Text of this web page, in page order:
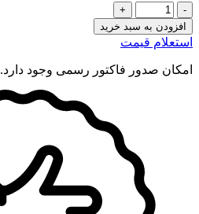
کاسه
نمد
NBR
55X100X10
Type
AS
افزودن به سبد خرید
استعلام قیمت
امکان صدور فاکتور رسمی وجود دارد.